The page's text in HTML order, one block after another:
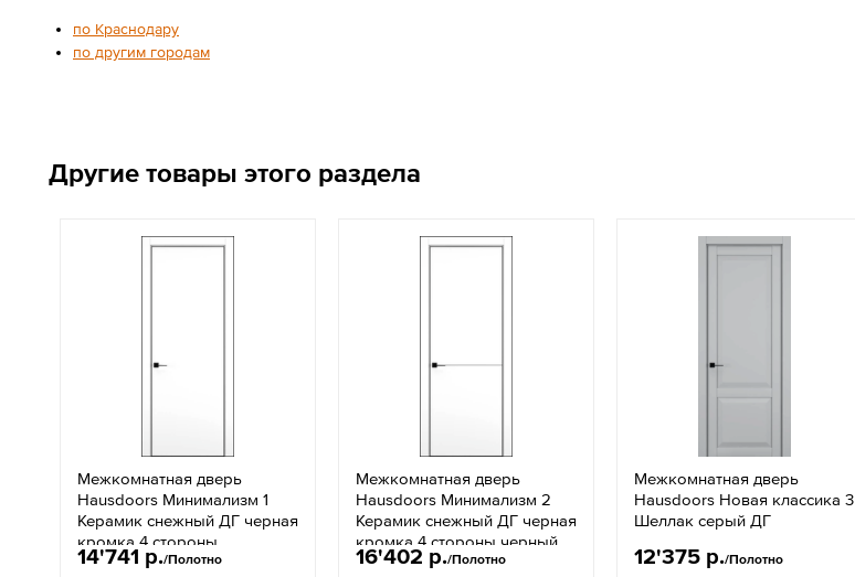
по Краснодару
по другим городам
Другие товары этого раздела
Межкомнатная дверь
Hausdoors Минимализм 1
Керамик снежный ДГ черная
кромка 4 стороны
14'741 р./Полотно
Межкомнатная дверь
Hausdoors Минимализм 2
Керамик снежный ДГ черная
кромка 4 стороны черный
молдинг
16'402 р./Полотно
Межкомнатная дверь
Hausdoors Новая классика 3
Шеллак серый ДГ
12'375 р./Полотно